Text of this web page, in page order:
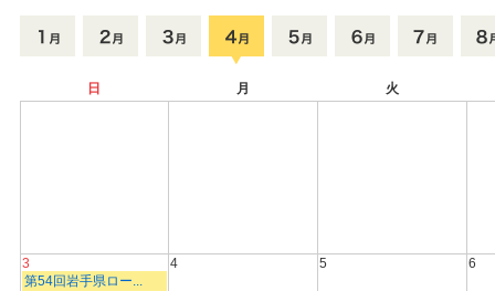
日 月 火
3
第54回岩手県ロー...
4 5 6